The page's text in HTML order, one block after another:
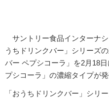
サントリー食品インターナ
うちドリンクバー」シリーズ
バー ペプシコーラ」を2月18
プシコーラ」の濃縮タイプが
「おうちドリンクバー」シリ